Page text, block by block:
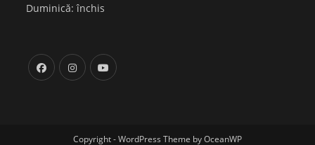
Duminică: închis
Copyright - WordPress Theme by OceanWP